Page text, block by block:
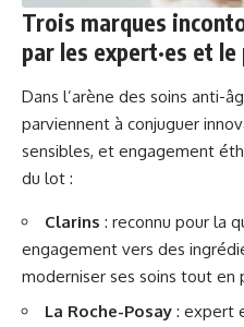
Trois marques
par les expert·es et
Dans l’arène des soins anti-
parviennent à conjuguer
sensibles, et engagement
du lot :
Clarins : reconnu pour la
engagement vers des
moderniser ses soins tout en
La Roche-Posay : expert